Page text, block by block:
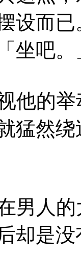
设而
坐吧。
他的举
猛然
男人的
却是